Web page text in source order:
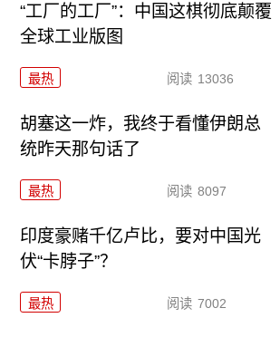
“工厂的工厂”：中国这棋彻底颠覆
全球工业版图
最热 阅读 13036
胡塞这一炸，我终于看懂伊朗总
统昨天那句话了
最热 阅读 8097
印度豪赌千亿卢比，要对中国光
伏“卡脖子”？
最热 阅读 7002